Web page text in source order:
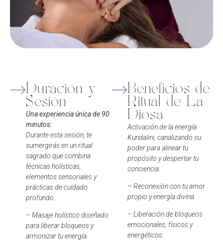
Duración y
Sesión
Una experiencia única de 90
minutos:
Durante esta sesión, te
sumergirás en un ritual
sagrado que combina
técnicas holísticas,
elementos sensoriales y
prácticas de cuidado
profundo.
– Masaje holístico diseñado
para liberar bloqueos y
armonizar tu energía.
Beneficios de
Ritual de La
Diosa
Activación de la energía
Kundalini, canalizando su
poder para alinear tu
propósito y despertar tu
conciencia.
– Reconexión con tu amor
propio y energía divina.
– Liberación de bloqueos
emocionales, físicos y
energéticos.